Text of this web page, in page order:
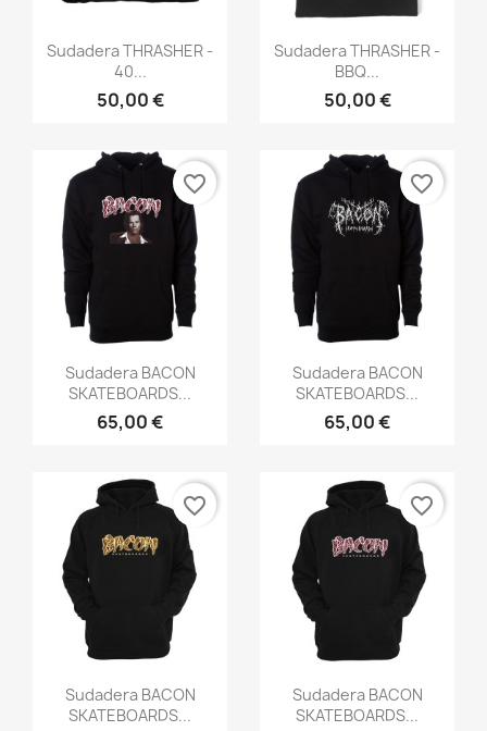
Vista rápida
Sudadera THRASHER -
40...
50,00 €
Vista rápida
Sudadera THRASHER -
BBQ...
50,00 €
Vista rápida
Sudadera BACON
SKATEBOARDS...
65,00 €
favorite_border
Vista rápida
Sudadera BACON
SKATEBOARDS...
65,00 €
favorite_border
Vista rápida
Sudadera BACON
SKATEBOARDS...
favorite_border
Vista rápida
Sudadera BACON
SKATEBOARDS...
favorite_border